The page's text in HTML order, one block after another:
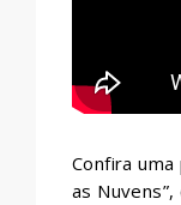
Confira
as